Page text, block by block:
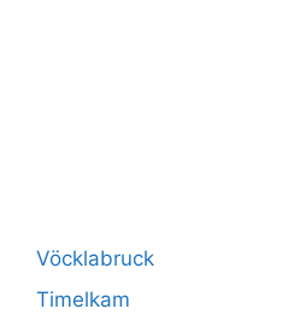
Vöcklabruck
Timelkam